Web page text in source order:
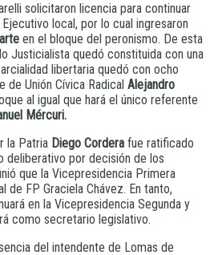
solicitaron licencia para continuar
local, por lo cual ingresaron
en el bloque del peronismo. De esta
Justicialista quedó constituida con una
libertaria quedó con ocho
Unión Cívica Radical Alejandro
al igual que hará el único referente
Mércuri.
la Patria Diego Cordera fue ratificado
deliberativo por decisión de los
que la Vicepresidencia Primera
de FP Graciela Chávez. En tanto,
en la Vicepresidencia Segunda y
como secretario legislativo.
del intendente de Lomas de